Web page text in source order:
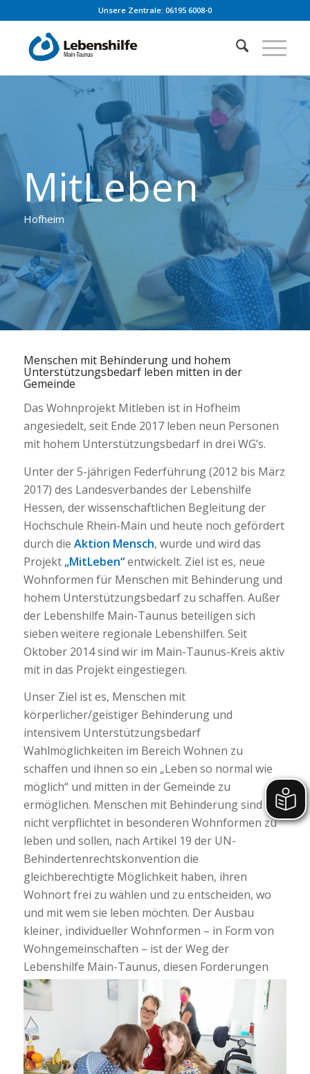
Unsere Zentrale: 06195 6008-0
MitLeben
Hofheim
Menschen mit Behinderung und hohem
Unterstützungsbedarf leben mitten in der
Gemeinde
Das Wohnprojekt Mitleben ist in Hofheim
angesiedelt, seit Ende 2017 leben neun Personen
mit hohem Unterstützungsbedarf in drei WG’s.
Unter der 5-jährigen Federführung (2012 bis März
2017) des Landesverbandes der Lebenshilfe
Hessen, der wissenschaftlichen Begleitung der
Hochschule Rhein-Main und heute noch gefördert
durch die Aktion Mensch, wurde und wird das
Projekt „MitLeben“entwickelt. Ziel ist es, neue
Wohnformen für Menschen mit Behinderung und
hohem Unterstützungsbedarf zu schaffen. Außer
der Lebenshilfe Main-Taunus beteiligen sich
sieben weitere regionale Lebenshilfen. Seit
Oktober 2014 sind wir im Main-Taunus-Kreis aktiv
mit in das Projekt eingestiegen.
Unser Ziel ist es, Menschen mit
körperlicher/geistiger Behinderung und
intensivem Unterstützungsbedarf
Wahlmöglichkeiten im Bereich Wohnen zu
schaffen und ihnen so ein „Leben so normal wie
möglich“ und mitten in der Gemeinde zu
ermöglichen. Menschen mit Behinderung sind
nicht verpflichtet in besonderen Wohnformen zu
leben und sollen, nach Artikel 19 der UN-
Behindertenrechtskonvention die
gleichberechtigte Möglichkeit haben, ihren
Wohnort frei zu wählen und zu entscheiden, wo
und mit wem sie leben möchten. Der Ausbau
kleiner, individueller Wohnformen – in Form von
Wohngemeinschaften – ist der Weg der
Lebenshilfe Main-Taunus, diesen Forderungen
nachzukommen.